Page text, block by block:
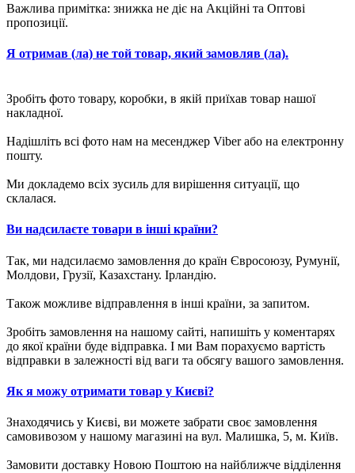
Важлива примітка: знижка не діє на Акційні та Оптові
пропозиції.
Я отримав (ла) не той товар, який замовляв (ла).
Зробіть фото товару, коробки, в якій приїхав товар нашої
накладної.
Надішліть всі фото нам на месенджер Viber або на електронну
пошту.
Ми докладемо всіх зусиль для вирішення ситуації, що
склалася.
Ви надсилаєте товари в інші країни?
Так, ми надсилаємо замовлення до країн Євросоюзу, Румунії,
Молдови, Грузії, Казахстану. Ірландію.
Також можливе відправлення в інші країни, за запитом.
Зробіть замовлення на нашому сайті, напишіть у коментарях
до якої країни буде відправка. І ми Вам порахуємо вартість
відправки в залежності від ваги та обсягу вашого замовлення.
Як я можу отримати товар у Києві?
Знаходячись у Києві, ви можете забрати своє замовлення
самовивозом у нашому магазині на вул. Малишка, 5, м. Київ.
Замовити доставку Новою Поштою на найближче відділення